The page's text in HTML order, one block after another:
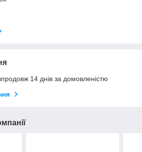
14 днів за домовленістю